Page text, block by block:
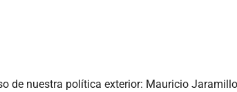
de nuestra política exterior: Mauricio